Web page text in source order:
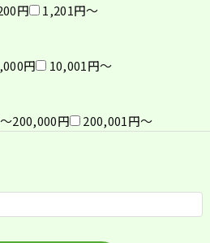
円 1,201円〜
円 10,001円〜
200,000円 200,001円〜